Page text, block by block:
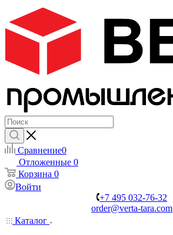
Сравнение0
Отложенные 0
Корзина 0
Войти
+7 495 032-76-32
order@verta-tara.com
Каталог